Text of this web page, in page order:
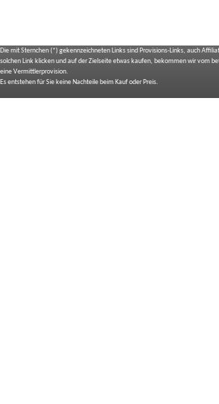
Die mit Sternchen (*) gekennzeichneten Links sind Provisions-Links, auch
solchen Link klicken und auf der Zielseite etwas kaufen, bekommen wir vom
eine Vermittlerprovision.
Es entstehen für Sie keine Nachteile beim Kauf oder Preis.